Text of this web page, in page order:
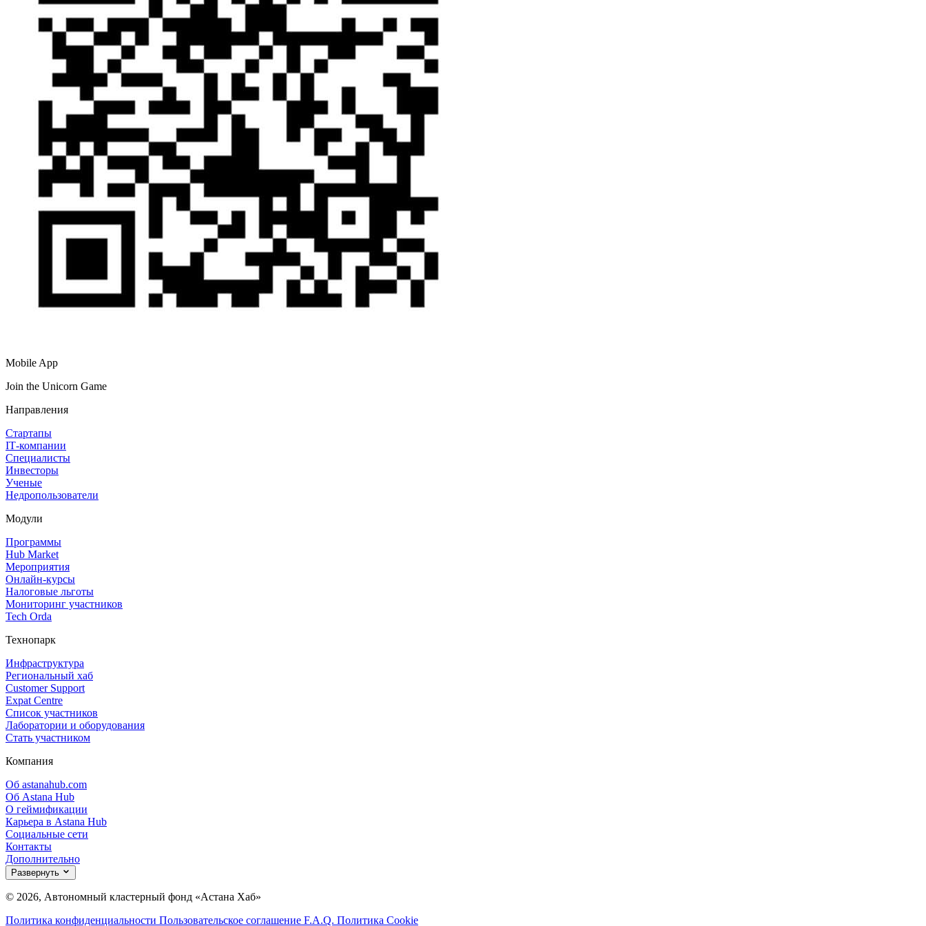
Mobile App
Join the Unicorn Game
Направления
Стартапы
IT‑компании
Специалисты
Инвесторы
Ученые
Недропользователи
Модули
Программы
Hub Market
Мероприятия
Онлайн‑курсы
Налоговые льготы
Мониторинг участников
Tech Orda
Технопарк
Инфраструктура
Региональный хаб
Customer Support
Expat Centre
Список участников
Лаборатории и оборудования
Стать участником
Компания
Об astanahub.com
Об Astana Hub
О геймификации
Карьера в Astana Hub
Социальные сети
Контакты
Дополнительно
Развернуть
© 2026, Автономный кластерный фонд «Астана Хаб»
Политика конфиденциальности Пользовательское соглашение F.A.Q. Политика Cookie